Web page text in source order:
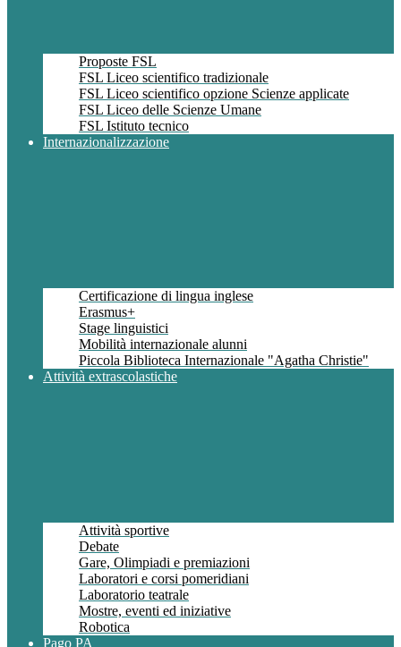
Proposte FSL
FSL Liceo scientifico tradizionale
FSL Liceo scientifico opzione Scienze applicate
FSL Liceo delle Scienze Umane
FSL Istituto tecnico
Internazionalizzazione
Certificazione di lingua inglese
Erasmus+
Stage linguistici
Mobilità internazionale alunni
Piccola Biblioteca Internazionale "Agatha Christie"
Attività extrascolastiche
Attività sportive
Debate
Gare, Olimpiadi e premiazioni
Laboratori e corsi pomeridiani
Laboratorio teatrale
Mostre, eventi ed iniziative
Robotica
Pago PA